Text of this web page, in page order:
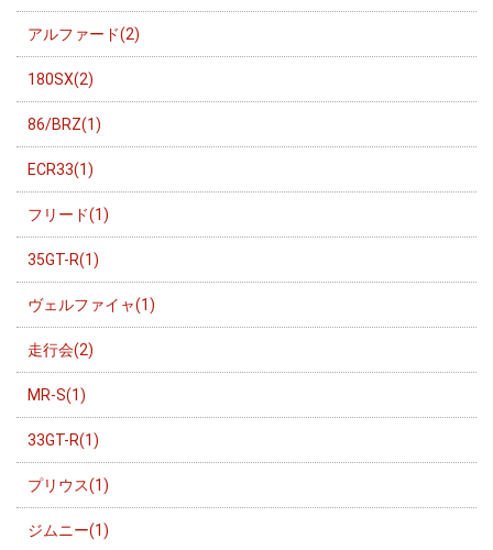
アルファード(2)
180SX(2)
86/BRZ(1)
ECR33(1)
フリード(1)
35GT-R(1)
ヴェルファイャ(1)
走行会(2)
MR-S(1)
33GT-R(1)
プリウス(1)
ジムニー(1)